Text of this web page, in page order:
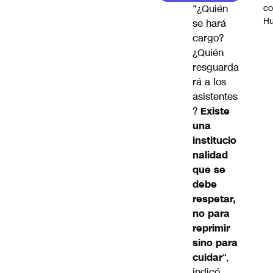
“¿Quién
se hará
cargo?
¿Quién
resguarda
rá a los
asistentes
? Existe
una
institucio
nalidad
que se
debe
respetar,
no para
reprimir
sino para
cuidar“,